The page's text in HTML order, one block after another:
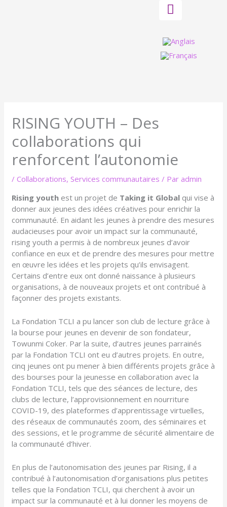
RISING YOUTH – Des
collaborations qui
renforcent l’autonomie
/Collaborations,Services communautaires / Paradmin
Rising youth est un projet de Taking it Global qui vise à
donner aux jeunes des idées créatives pour enrichir la
communauté. En aidant les jeunes à prendre des mesures
audacieuses pour avoir un impact sur la communauté,
rising youth a permis à de nombreux jeunes d’avoir
confiance en eux et de prendre des mesures pour mettre
en œuvre les idées et les projets qu’ils envisagent.
Certains d’entre eux ont donné naissance à plusieurs
organisations, à de nouveaux projets et ont contribué à
façonner des projets existants.
La Fondation TCLI a pu lancer son club de lecture grâce à
la bourse pour jeunes en devenir de son fondateur,
Towunmi Coker. Par la suite, d’autres jeunes parrainés
par la Fondation TCLI ont eu d’autres projets. En outre,
cinq jeunes ont pu mener à bien différents projets grâce à
des bourses pour la jeunesse en collaboration avec la
Fondation TCLI, tels que des séances de lecture, des
clubs de lecture, l’approvisionnement en nourriture
COVID-19, des plateformes d’apprentissage virtuelles,
des réseaux de communautés zoom, des séminaires et
des sessions, et le programme de sécurité alimentaire de
la communauté d’hiver.
En plus de l’autonomisation des jeunes par Rising, il a
contribué à l’autonomisation d’organisations plus petites
telles que la Fondation TCLI, qui cherchent à avoir un
impact sur la communauté et à lui donner les moyens de